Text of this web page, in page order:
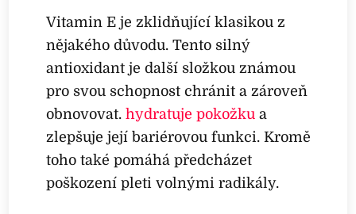
Vitamin E je zklidňující klasikou z
nějakého důvodu. Tento silný
antioxidant je další složkou známou
pro svou schopnost chránit a zároveň
obnovovat.hydratuje pokožku a
zlepšuje její bariérovou funkci. Kromě
toho také pomáhá předcházet
poškození pleti volnými radikály.